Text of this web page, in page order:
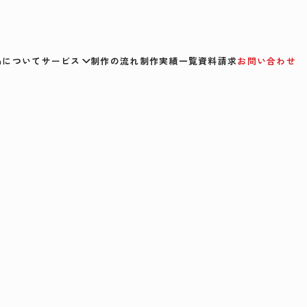
ついてサービス 制作の流れ制作実績一覧資料請求お問い合わせ